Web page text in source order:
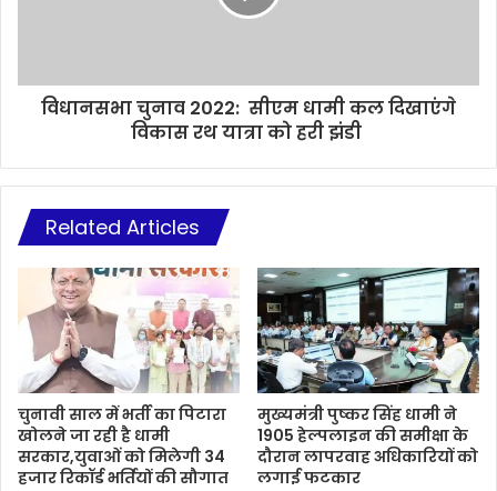
विधानसभा चुनाव 2022: सीएम धामी कल दिखाएंगे
विकास रथ यात्रा को हरी झंडी
Related Articles
चुनावी साल में भर्ती का पिटारा
खोलने जा रही है धामी
सरकार,युवाओं को मिलेगी 34
हजार रिकॉर्ड भर्तियों की सौगात
मुख्यमंत्री पुष्कर सिंह धामी ने
1905 हेल्पलाइन की समीक्षा के
दौरान लापरवाह अधिकारियों को
लगाई फटकार